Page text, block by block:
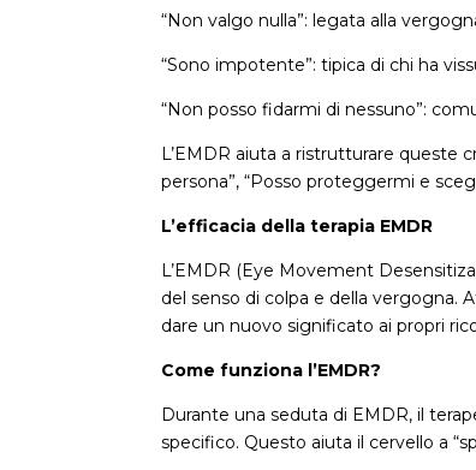
“Non valgo nulla”: legata alla
“Sono impotente”: tipica di chi ha
“Non posso fidarmi di nessuno”:
L’EMDR aiuta a ristrutturare queste
persona”, “Posso proteggermi e
L’efficacia della terapia EMDR
L’EMDR (Eye Movement
del senso di colpa e della vergogna.
dare un nuovo significato ai propri
Come funziona l’EMDR?
Durante una seduta di EMDR, il
specifico. Questo aiuta il cervello a